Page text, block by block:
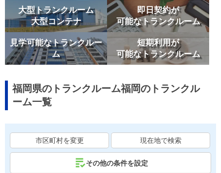
大型トランクルーム
大型コンテナ
即日契約が
可能なトランクルーム
見学可能なトランクルー
ム
短期利用が
可能なトランクルーム
福岡県のトランクルーム福岡のトランクル
ーム一覧
市区町村を変更 現在地で検索
その他の条件を設定